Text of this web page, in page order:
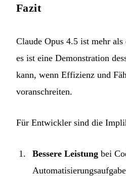
Fazit
Claude Opus 4.5 ist mehr
es ist eine Demonstration
kann, wenn Effizienz und
voranschreiten.
Für Entwickler sind die
Bessere Leistung bei